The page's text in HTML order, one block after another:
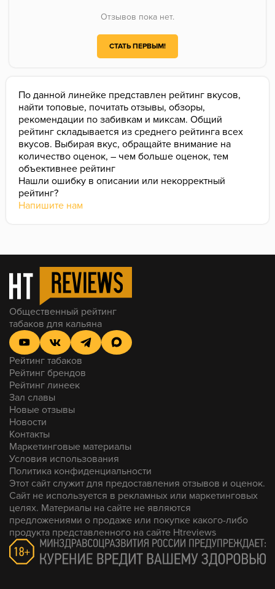
Отзывов пока нет.
СТАТЬ ПЕРВЫМ!
По данной линейке представлен рейтинг вкусов,
найти топовые, почитать отзывы, обзоры,
рекомендации по забивкам и миксам. Общий
рейтинг складывается из среднего рейтинга всех
вкусов. Выбирая вкус, обращайте внимание на
количество оценок, – чем больше оценок, тем
объективнее рейтинг
Нашли ошибку в описании или некорректный
рейтинг?
Напишите нам
Общественный рейтинг
табаков для кальяна
Рейтинг табаков
Рейтинг брендов
Рейтинг линеек
Зал славы
Новые отзывы
Новости
Контакты
Маркетинговые материалы
Условия использования
Политика конфиденциальности
Этот сайт служит для предоставления отзывов и оценок.
Сайт не используется в рекламных или маркетинговых
целях. Материалы на сайте не являются
предложениями о продаже или покупке какого-либо
продукта представленного на сайте Htreviews